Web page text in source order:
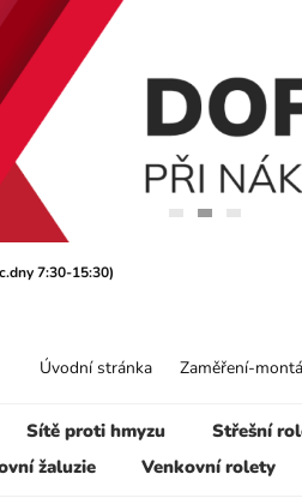
7:30-15:30)
Sítě proti hmyzu Střešní
žaluzie
Venkovní rolety
Úvodní stránka Zaměření-